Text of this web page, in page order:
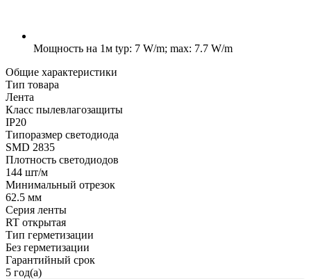
Мощность на 1м typ: 7 W/m; max: 7.7 W/m
Общие характеристики
Тип товара
Лента
Класс пылевлагозащиты
IP20
Типоразмер светодиода
SMD 2835
Плотность светодиодов
144 шт/м
Минимальный отрезок
62.5 мм
Серия ленты
RT открытая
Тип герметизации
Без герметизации
Гарантийный срок
5 год(а)